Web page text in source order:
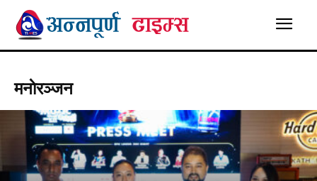
मनाेरञ्जन